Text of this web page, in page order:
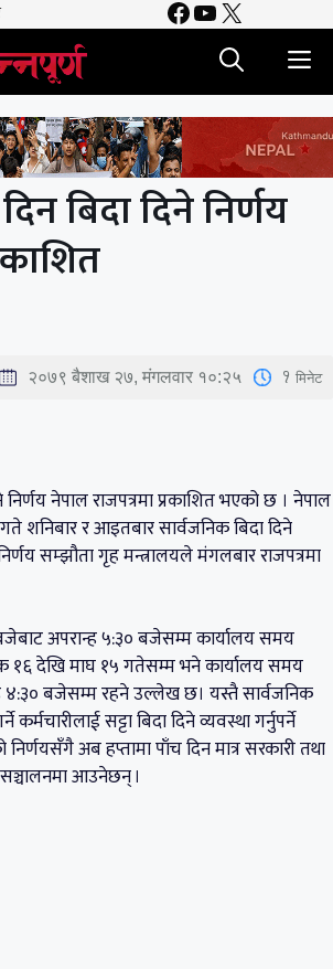
Facebook
YouTube
X
बिदा दिने निर्णय
२०७९ बैशाख २७, मंगलवार १०:२५ 1 मिनेट
निर्णय नेपाल राजपत्रमा प्रकाशित भएको छ । नेपाल
शनिबार र आइतबार सार्वजनिक बिदा दिने
सम्झौता गृह मन्त्रालयले मंगलबार राजपत्रमा
अपरान्ह ५:३० बजेसम्म कार्यालय समय
१६ देखि माघ १५ गतेसम्म भने कार्यालय समय
४:३० बजेसम्म रहने उल्लेख छ। यस्तै सार्वजनिक
कर्मचारीलाई सट्टा बिदा दिने व्यवस्था गर्नुपर्ने
अब हप्तामा पाँच दिन मात्र सरकारी तथा
आउनेछन् ।